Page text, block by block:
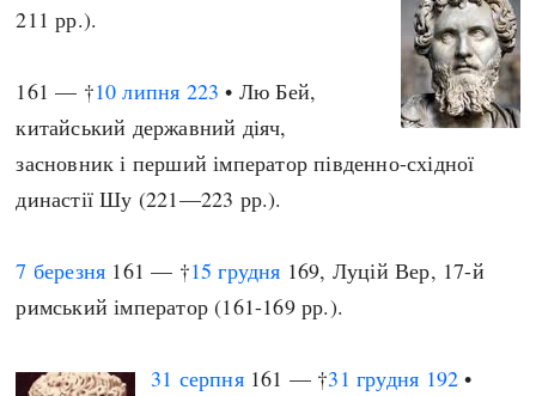
211 рр.).
161 — †10 липня 223 • Лю Бей,
китайський державний діяч,
засновник і перший імператор південно-східної
династії Шу (221—223 рр.).
7 березня 161 — †15 грудня 169, Луцій Вер, 17-й
римський імператор (161-169 рр.).
31 серпня161 — †31 грудня 192 •